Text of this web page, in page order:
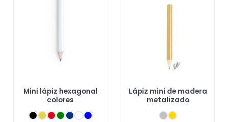
Mini lápiz hexagonal
colores
Lápiz mini de madera
metalizado